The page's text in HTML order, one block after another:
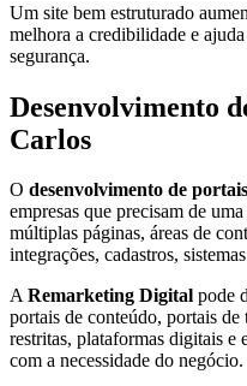
Um site bem estruturado
melhora a credibilidade e
segurança.
Desenvolvimento
Carlos
O desenvolvimento de
empresas que precisam de
múltiplas páginas, áreas de
integrações, cadastros,
ARemarketing Digital pode
portais de conteúdo, portais
restritas, plataformas digitais e
com a necessidade do negócio.